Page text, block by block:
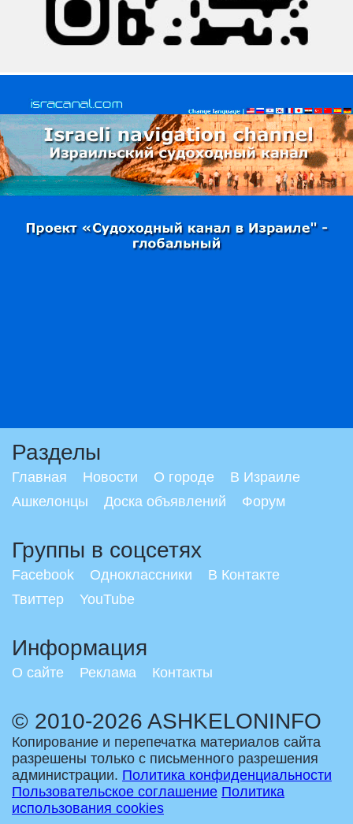
Разделы
Главная Новости О городе
В Израиле
Ашкелонцы
Доска объявлений Форум
Группы в соцсетях
Facebook Одноклассники
В Контакте
Твиттер
YouTube
Информация
О сайте Реклама Контакты
© 2010-2026 ASHKELONINFO
Копирование и перепечатка материалов сайта
разрешены только с письменного разрешения
администрации. Политика конфиденциальности
Пользовательское соглашение Политика
использования cookies